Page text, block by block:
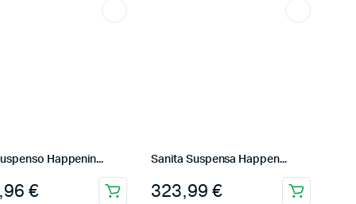
Happenin...
€
Sanita Suspensa Happen...
323,99€